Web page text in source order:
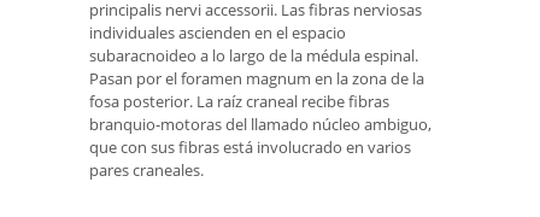
principalis nervi accessorii. Las fibras nerviosas
individuales ascienden en el espacio
subaracnoideo a lo largo de la médula espinal.
Pasan por el foramen magnum en la zona de la
fosa posterior. La raíz craneal recibe fibras
branquio-motoras del llamado núcleo ambiguo,
que con sus fibras está involucrado en varios
pares craneales.